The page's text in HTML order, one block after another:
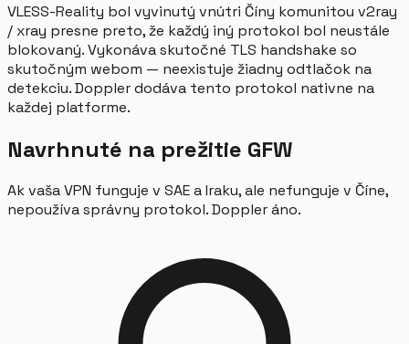
VLESS-Reality bol vyvinutý vnútri Číny komunitou v2ray
/ xray presne preto, že každý iný protokol bol neustále
blokovaný. Vykonáva skutočné TLS handshake so
skutočným webom — neexistuje žiadny odtlačok na
detekciu. Doppler dodáva tento protokol nativne na
každej platforme.
Navrhnuté na prežitie GFW
Ak vaša VPN funguje v SAE a Iraku, ale nefunguje v Číne,
nepoužíva správny protokol. Doppler áno.